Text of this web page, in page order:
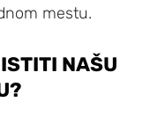
mestu.
NAŠU